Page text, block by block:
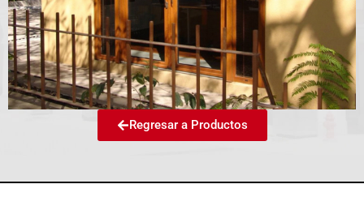
Regresar a Productos